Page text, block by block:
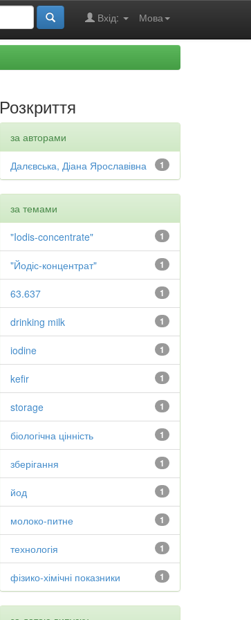
Мова
Вхід:
Розкриття
за авторами
1
Далєвська, Діана Ярославівна
за темами
1
"Iodis-concentrate"
1
"Йодіс-концентрат"
1
63.637
1
drinking milk
1
iodine
1
kefir
1
storage
1
біологічна цінність
1
зберігання
1
йод
1
молоко-питне
1
технологія
1
фізико-хімічні показники